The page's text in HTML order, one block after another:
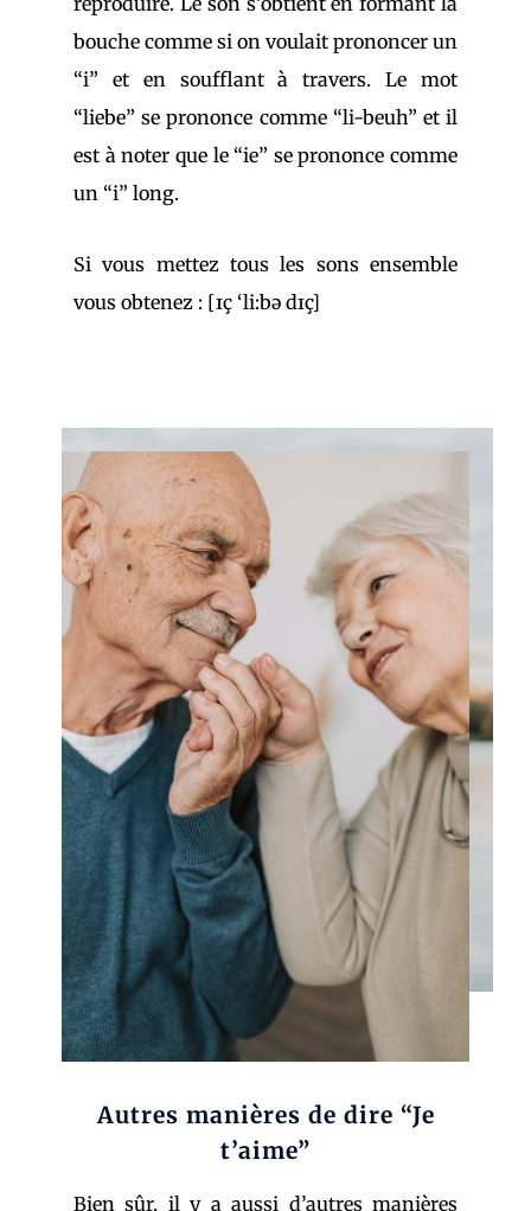
bouche comme si on voulait prononcer un
“i” et en soufflant à travers. Le mot
“liebe” se prononce comme “li-beuh” et il
est à noter que le “ie” se prononce comme
un “i” long.
Si vous mettez tous les sons ensemble
vous obtenez : [ɪç ‘li:bə dɪç]
Autres manières de dire “Je
t’aime”
Bien sûr, il y a aussi d’autres manières